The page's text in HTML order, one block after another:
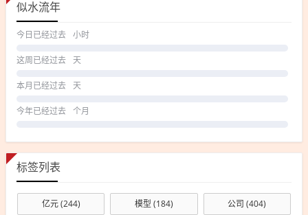
似水流年
今日已经过去 小时
这周已经过去 天
本月已经过去 天
今年已经过去 个月
标签列表
亿元(244) 模型 (184) 公司 (404)